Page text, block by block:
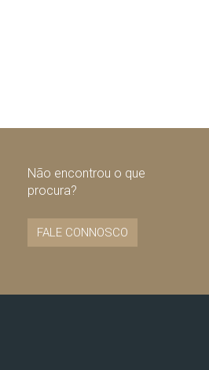
Não encontrou o que
procura?
FALE CONNOSCO